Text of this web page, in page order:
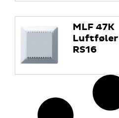
MLF 47K
Luftføler
RS16